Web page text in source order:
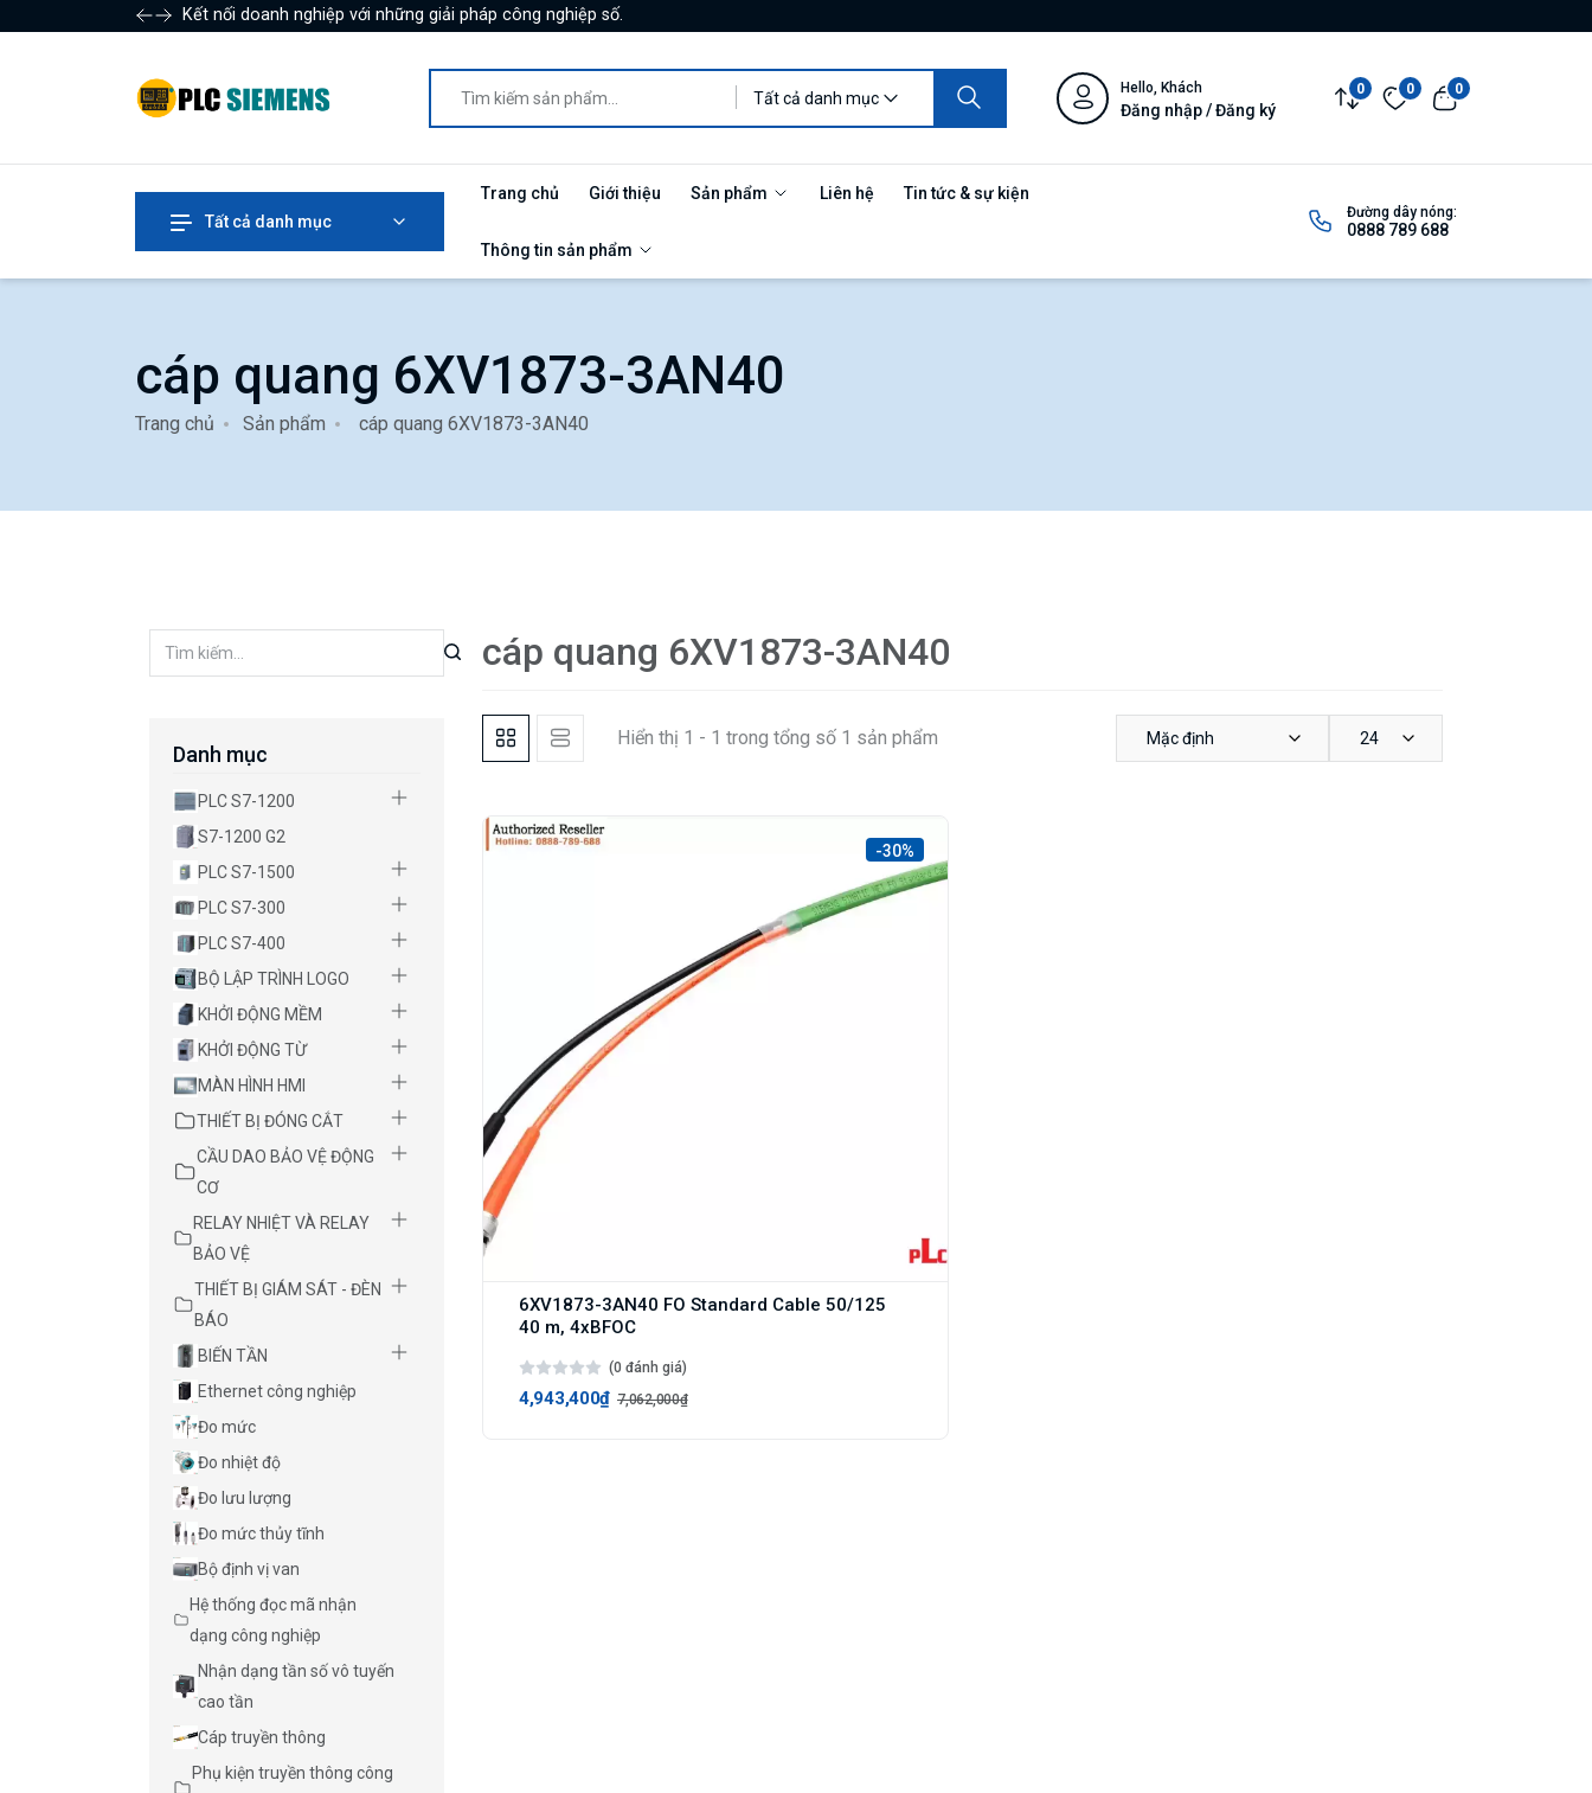
Kết nối doanh nghiệp với những giải pháp công nghiệp số.
Tất cả danh mục
Hello, Khách
Đăng nhập / Đăng ký
0 0 0
Tất cả danh mục
Trang chủ Giới thiệu Sản phẩm Liên hệ Tin tức & sự kiện
Thông tin sản phẩm
Đường dây nóng:
0888 789 688
cáp quang 6XV1873-3AN40
Trang chủ Sản phẩm cáp quang 6XV1873-3AN40
Danh mục
PLC S7-1200
S7-1200 G2
PLC S7-1500
PLC S7-300
PLC S7-400
BỘ LẬP TRÌNH LOGO
KHỞI ĐỘNG MỀM
KHỞI ĐỘNG TỪ
MÀN HÌNH HMI
THIẾT BỊ ĐÓNG CẮT
CẦU DAO BẢO VỆ ĐỘNG
CƠ
RELAY NHIỆT VÀ RELAY
BẢO VỆ
THIẾT BỊ GIÁM SÁT - ĐÈN
BÁO
BIẾN TẦN
Ethernet công nghiệp
Đo mức
Đo nhiệt độ
Đo lưu lượng
Đo mức thủy tĩnh
Bộ định vị van
Hệ thống đọc mã nhận
dạng công nghiệp
Nhận dạng tần số vô tuyến
cao tần
Cáp truyền thông
Phụ kiện truyền thông công
cáp quang 6XV1873-3AN40
Hiển thị 1 - 1 trong tổng số 1 sản phẩm Mặc định 24
-30%
6XV1873-3AN40 FO Standard Cable 50/125
40 m, 4xBFOC
(0 đánh giá)
4,943,400₫ 7,062,000₫